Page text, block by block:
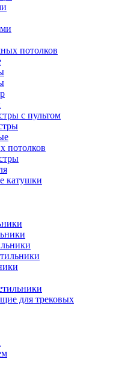
потолков
с пультом
потолков
катушки
для трековых